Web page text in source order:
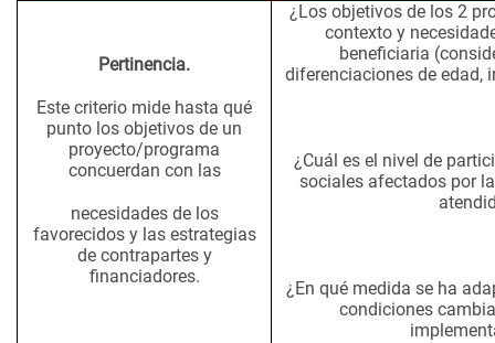
Pertinencia.
Este criterio mide hasta qué
punto los objetivos de un
proyecto/programa
concuerdan con las
necesidades de los
favorecidos y las estrategias
de contrapartes y
financiadores.
¿Los objetivos de los 2
contexto y
beneficiaria
diferenciaciones de edad,
¿Cuál es el nivel de
sociales afectados por
¿En qué medida se ha
condiciones